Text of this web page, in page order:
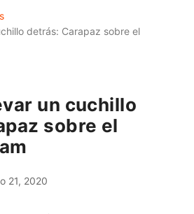
detrás: Carapaz sobre el
un cuchillo
sobre el
21, 2020